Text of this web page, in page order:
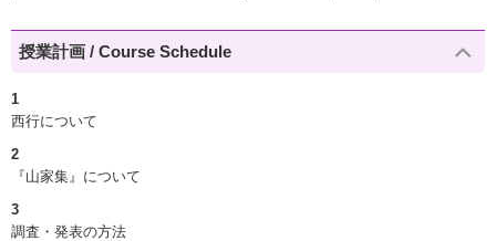
授業計画 / Course Schedule
1
西行について
2
『山家集』について
3
調査・発表の方法